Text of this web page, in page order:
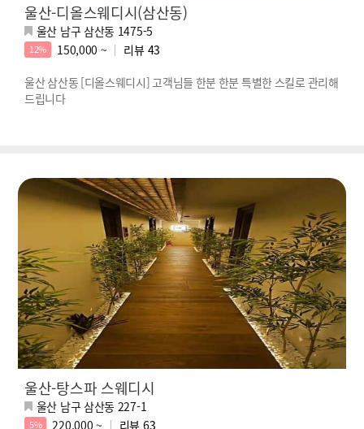
울산-디올스웨디시(삼산동)
울산 남구 삼산동 1475-5
12% 150,000 ~ 리뷰 43
울산 삼산동 [디올스웨디시] 고객님들 한분 한분 특별한 스킬로 관리해
드립니다
울산-탕스파 스웨디시
울산 남구 삼산동 227-1
5% 220,000 ~ 리뷰 63